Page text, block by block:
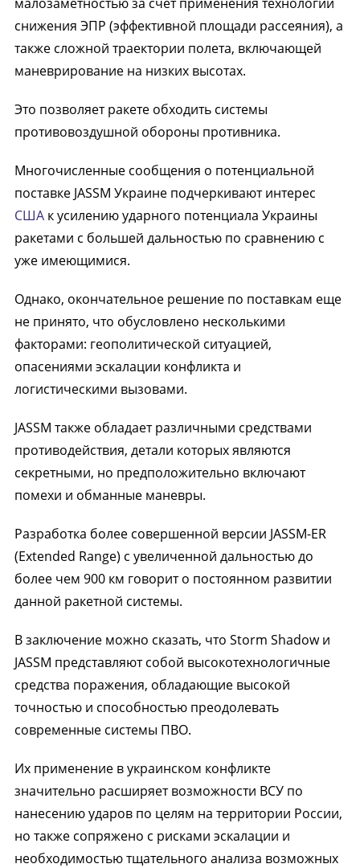
снижения ЭПР (эффективной площади рассеяния), а
также сложной траектории полета, включающей
маневрирование на низких высотах.
Это позволяет ракете обходить системы
противовоздушной обороны противника.
Многочисленные сообщения о потенциальной
поставке JASSM Украине подчеркивают интерес
СШАк усилению ударного потенциала Украины
ракетами с большей дальностью по сравнению с
уже имеющимися.
Однако, окончательное решение по поставкам еще
не принято, что обусловлено несколькими
факторами: геополитической ситуацией,
опасениями эскалации конфликта и
логистическими вызовами.
JASSM также обладает различными средствами
противодействия, детали которых являются
секретными, но предположительно включают
помехи и обманные маневры.
Разработка более совершенной версии JASSM-ER
(Extended Range) с увеличенной дальностью до
более чем 900 км говорит о постоянном развитии
данной ракетной системы.
В заключение можно сказать, что Storm Shadow и
JASSM представляют собой высокотехнологичные
средства поражения, обладающие высокой
точностью и способностью преодолевать
современные системы ПВО.
Их применение в украинском конфликте
значительно расширяет возможности ВСУ по
нанесению ударов по целям на территории России,
но также сопряжено с рисками эскалации и
необходимостью тщательного анализа возможных